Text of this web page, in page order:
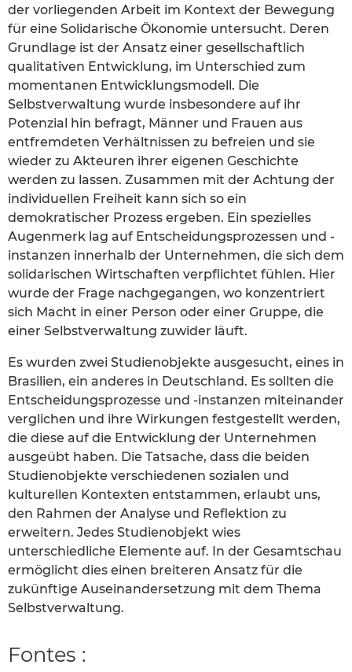
der vorliegenden Arbeit im Kontext der Bewegung
für eine Solidarische Ökonomie untersucht. Deren
Grundlage ist der Ansatz einer gesellschaftlich
qualitativen Entwicklung, im Unterschied zum
momentanen Entwicklungsmodell. Die
Selbstverwaltung wurde insbesondere auf ihr
Potenzial hin befragt, Männer und Frauen aus
entfremdeten Verhältnissen zu befreien und sie
wieder zu Akteuren ihrer eigenen Geschichte
werden zu lassen. Zusammen mit der Achtung der
individuellen Freiheit kann sich so ein
demokratischer Prozess ergeben. Ein spezielles
Augenmerk lag auf Entscheidungsprozessen und -
instanzen innerhalb der Unternehmen, die sich dem
solidarischen Wirtschaften verpflichtet fühlen. Hier
wurde der Frage nachgegangen, wo konzentriert
sich Macht in einer Person oder einer Gruppe, die
einer Selbstverwaltung zuwider läuft.
Es wurden zwei Studienobjekte ausgesucht, eines in
Brasilien, ein anderes in Deutschland. Es sollten die
Entscheidungsprozesse und -instanzen miteinander
verglichen und ihre Wirkungen festgestellt werden,
die diese auf die Entwicklung der Unternehmen
ausgeübt haben. Die Tatsache, dass die beiden
Studienobjekte verschiedenen sozialen und
kulturellen Kontexten entstammen, erlaubt uns,
den Rahmen der Analyse und Reflektion zu
erweitern. Jedes Studienobjekt wies
unterschiedliche Elemente auf. In der Gesamtschau
ermöglicht dies einen breiteren Ansatz für die
zukünftige Auseinandersetzung mit dem Thema
Selbstverwaltung.
Fontes :